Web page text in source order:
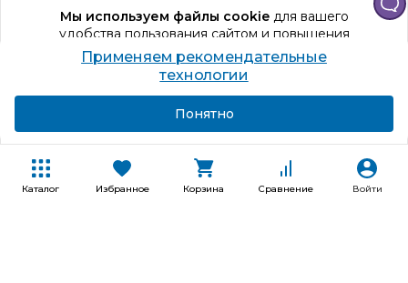
Каталог Избранное Корзина Сравнение Войти
Мы используем файлы cookieдля вашего
удобства пользования сайтом и повышения
качества рекомендаций.
Продолжая использование сайта, вы даете
согласие на обработку персональных данных
Офис Санкт‑Петербург
Оформление заказа
Покупателям
Применяем рекомендательные
технологии
Понятно